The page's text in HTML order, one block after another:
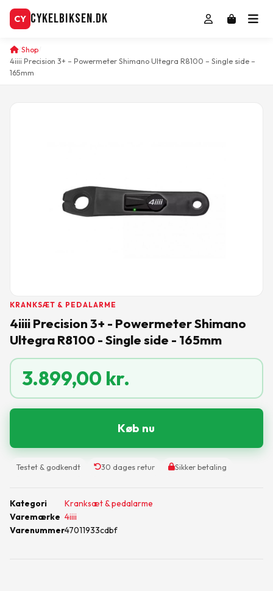
CY CykelBiksen.dk
Shop
4iiii Precision 3+ – Powermeter Shimano Ultegra R8100 – Single side –
165mm
KRANKSÆT & PEDALARME
4iiii Precision 3+ - Powermeter Shimano
Ultegra R8100 - Single side - 165mm
3.899,00 kr.
Køb nu
Testet & godkendt 30 dages retur Sikker betaling
Kategori
Kranksæt & pedalarme
Varemærke 4iiii
Varenummer47011933cdbf